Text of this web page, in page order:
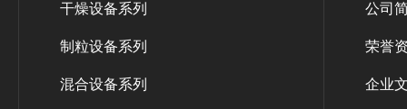
干燥设备系列
制粒设备系列
混合设备系列
公司
荣誉
企业